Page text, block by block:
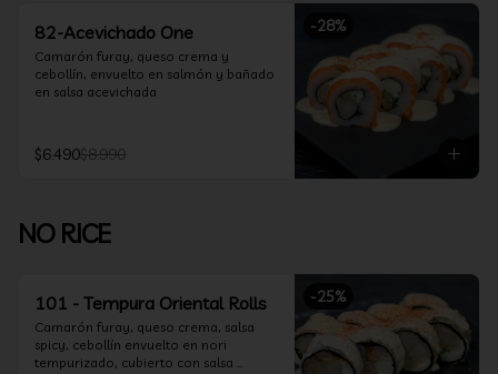
-28%
82-Acevichado One
Camarón furay, queso crema y
cebollín, envuelto en salmón y bañado
en salsa acevichada
$6.490$8.990
NO RICE
-25%
101 - Tempura Oriental Rolls
Camarón furay, queso crema, salsa
spicy, cebollín envuelto en nori
tempurizado, cubierto con salsa